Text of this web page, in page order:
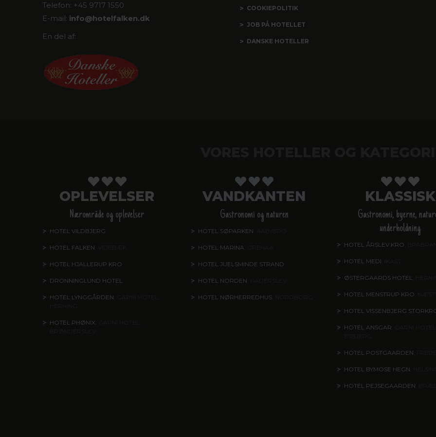
Telefon: +45 9717 1550
E-mail: info@hotelfalken.dk
En del af:
COOKIEPOLITIK
JOB PÅ HOTELLET
DANSKE HOTELLER
OPLEVELSER
Nærområde og oplevelser
HOTEL VILDBJERG
HOTEL FALKEN
HOTEL HJALLERUP KRO
DRONNINGLUND HOTEL
HOTEL LYNGGÅRDEN
HOTEL PHØNIX
VANDKANTEN
Gastronomi og naturen
HOTEL SØPARKEN
HOTEL MARINA
HOTEL JUELSMINDE STRAND
HOTEL NORDEN
HOTEL NØRHERREDHUS
KLASSISK
Gastronomi, byerne,
underholdning
HOTEL ÅRSLEV KRO
HOTEL MEDI
ØSTERGAARDS HOTEL
HOTEL MENSTRUP KRO
HOTEL VISSENBJERG
HOTEL ANSGAR
HOTEL POSTGAARDEN
HOTEL BYMOSE HEGN
HOTEL PEJSEGAARDEN